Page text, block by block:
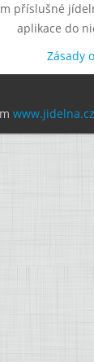
příslušné
aplikace do
Zásady
www.jidelna.cz